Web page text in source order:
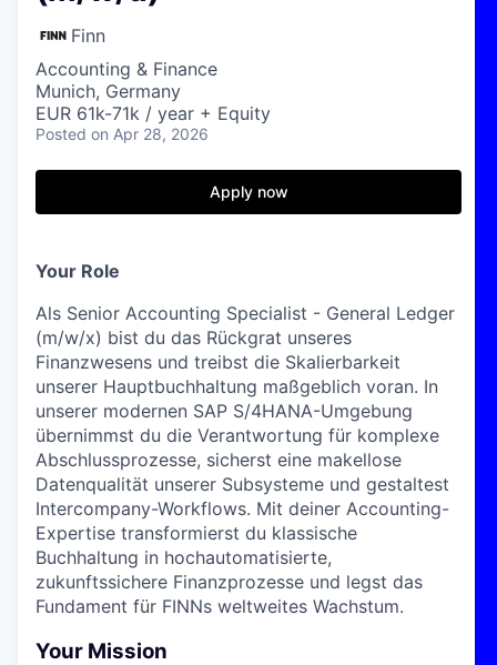
Finn
Accounting & Finance
Munich, Germany
EUR 61k-71k / year + Equity
Posted on Apr 28, 2026
Apply now
Your Role
Als Senior Accounting Specialist - General Ledger
(m/w/x) bist du das Rückgrat unseres
Finanzwesens und treibst die Skalierbarkeit
unserer Hauptbuchhaltung maßgeblich voran. In
unserer modernen SAP S/4HANA-Umgebung
übernimmst du die Verantwortung für komplexe
Abschlussprozesse, sicherst eine makellose
Datenqualität unserer Subsysteme und gestaltest
Intercompany-Workflows. Mit deiner Accounting-
Expertise transformierst du klassische
Buchhaltung in hochautomatisierte,
zukunftssichere Finanzprozesse und legst das
Fundament für FINNs weltweites Wachstum.
Your Mission